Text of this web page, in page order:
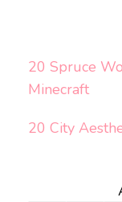
20 Spruce
Minecraft
20 City